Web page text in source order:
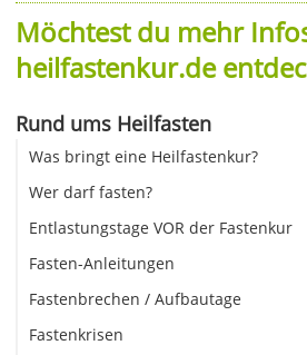
Möchtest du mehr
heilfastenkur.de
Rund ums Heilfasten
Was bringt eine Heilfastenkur?
Wer darf fasten?
Entlastungstage VOR der Fastenkur
Fasten-Anleitungen
Fastenbrechen / Aufbautage
Fastenkrisen